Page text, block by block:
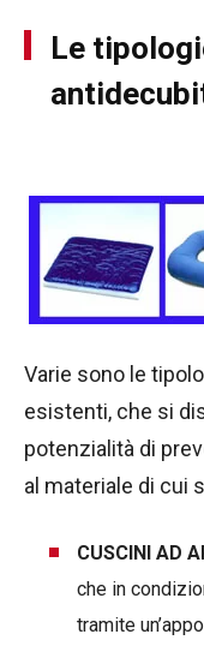
Le
Varie sono le
esistenti, che si
potenzialità di
al materiale di cui
CUSCINI AD
che in
tramite